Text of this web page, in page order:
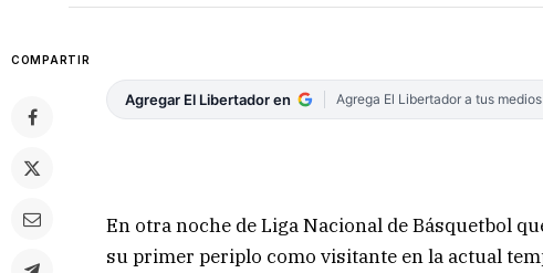
COMPARTIR
Agregar El Libertador en Agrega El Libertador a tus
En otra noche de Liga Nacional de Básquetbol
su primer periplo como visitante en la actual